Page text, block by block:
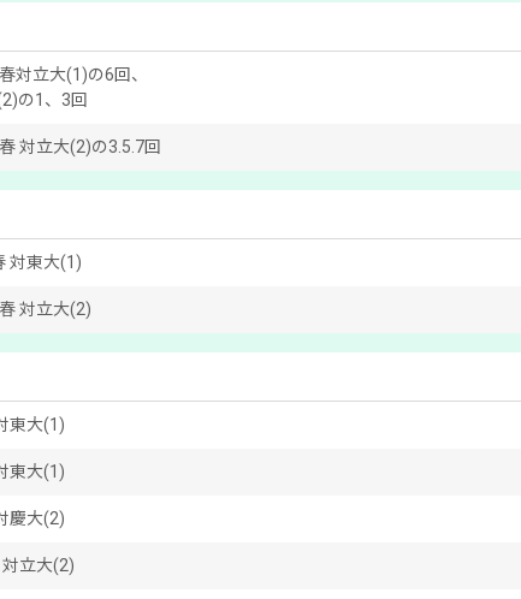
対立大(1)の6回、
の1、3回
対立大(2)の3.5.7回
対東大(1)
対立大(2)
東大(1)
東大(1)
慶大(2)
立大(2)